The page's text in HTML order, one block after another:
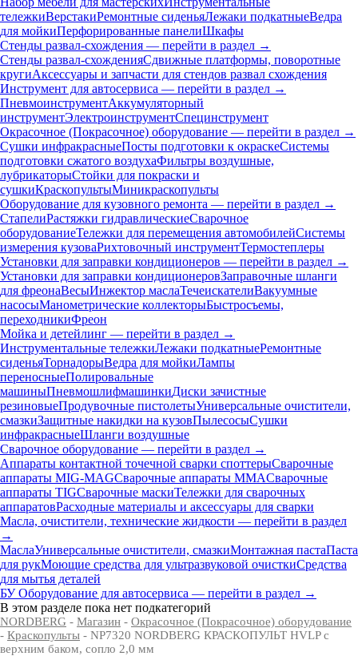
тележкиВерстакиРемонтные сиденьяЛежаки подкатныеВедра
для мойкиПерфорированные панелиШкафы
Стенды развал-схождения — перейти в раздел →
Стенды развал-схожденияСдвижные платформы, поворотные
кругиАксессуары и запчасти для стендов развал схождения
Инструмент для автосервиса — перейти в раздел →
ПневмоинструментАккумуляторный
инструментЭлектроинструментСпецинструмент
Окрасочное (Покрасочное) оборудование — перейти в раздел →
Сушки инфракрасныеПосты подготовки к окраскеСистемы
подготовки сжатого воздухаФильтры воздушные,
лубрикаторыСтойки для покраски и
сушкиКраскопультыМиникраскопульты
Оборудование для кузовного ремонта — перейти в раздел →
СтапелиРастяжки гидравлическиеСварочное
оборудованиеТележки для перемещения автомобилейСистемы
измерения кузоваРихтовочный инструментТермостеплеры
Установки для заправки кондиционеров — перейти в раздел →
Установки для заправки кондиционеровЗаправочные шланги
для фреонаВесыИнжектор маслаТечеискателиВакуумные
насосыМанометрические коллекторыБыстросъемы,
переходникиФреон
Мойка и детейлинг — перейти в раздел →
Инструментальные тележкиЛежаки подкатныеРемонтные
сиденьяТорнадорыВедра для мойкиЛампы
переносныеПолировальные
машиныПневмошлифмашинкиДиски зачистные
резиновыеПродувочные пистолетыУниверсальные очистители,
смазкиЗащитные накидки на кузовПылесосыСушки
инфракрасныеШланги воздушные
Сварочное оборудование — перейти в раздел →
Аппараты контактной точечной сварки cпоттерыСварочные
аппараты MIG-MAGСварочные аппараты MMAСварочные
аппараты TIGСварочные маскиТележки для сварочных
аппаратовРасходные материалы и аксессуары для сварки
Масла, очистители, технические жидкости — перейти в раздел
→
МаслаУниверсальные очистители, смазкиМонтажная пастаПаста
для рукМоющие средства для ультразвуковой очисткиСредства
для мытья деталей
БУ Оборудование для автосервиса — перейти в раздел →
В этом разделе пока нет подкатегорий
NORDBERG - Магазин - Окрасочное (Покрасочное) оборудование
- Краскопульты - NP7320 NORDBERG КРАСКОПУЛЬТ HVLP с
верхним баком, сопло 2,0 мм